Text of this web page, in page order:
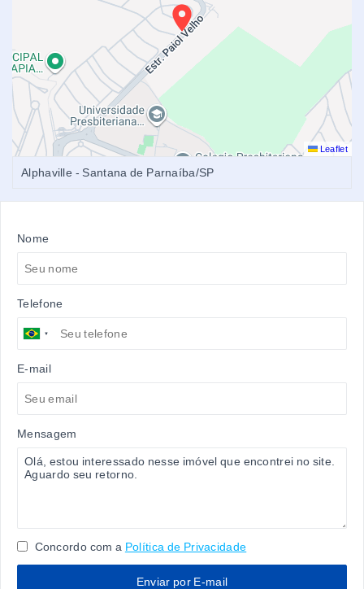
Leaflet
Alphaville - Santana de Parnaíba/SP
Nome
Telefone
E-mail
Mensagem
Concordo com a Política de Privacidade
Enviar por E-mail